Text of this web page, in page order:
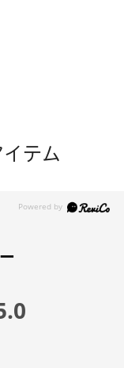
テム